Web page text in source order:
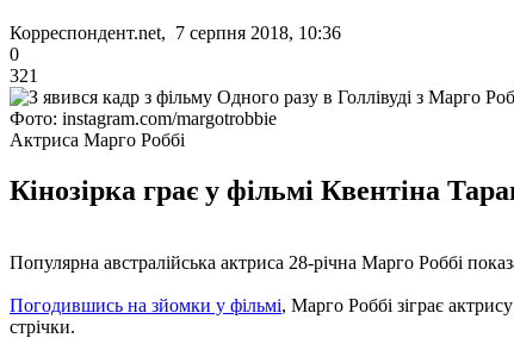
Корреспондент.net, 7 серпня 2018, 10:36
0
321
Фото: instagram.com/margotrobbie
Актриса Марго Роббі
Кінозірка грає у фільмі Квентіна
Популярна австралійська актриса 28-річна Марго Роббі
Погодившись на зйомки у фільмі, Марго Роббі зіграє
стрічки.